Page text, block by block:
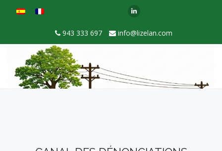
943 333 697 info@lizelan.com